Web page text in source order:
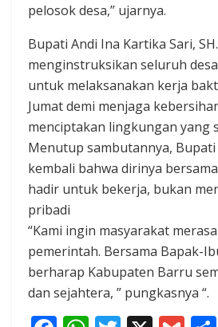
pelosok desa,” ujarnya.
Bupati Andi Ina Kartika Sari,
menginstruksikan seluruh
untuk melaksanakan kerja
Jumat demi menjaga
menciptakan lingkungan yang
Menutup sambutannya,
kembali bahwa dirinya
hadir untuk bekerja, bukan
pribadi
“Kami ingin masyarakat
pemerintah. Bersama Bapak-
berharap Kabupaten Barru
dan sejahtera, ” pungkasnya “.